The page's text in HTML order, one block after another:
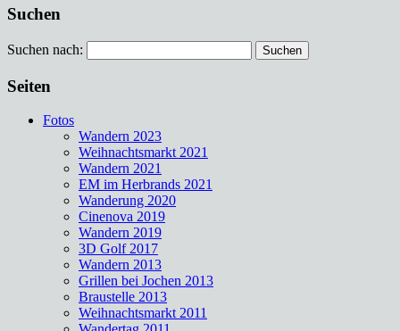
Suchen
Suchen nach:
Seiten
Fotos
Wandern 2023
Weihnachtsmarkt 2021
Wandern 2021
EM im Herbrands 2021
Wanderung 2020
Cinenova 2019
Wandern 2019
3D Golf 2017
Wandern 2013
Grillen bei Jochen 2013
Braustelle 2013
Weihnachtsmarkt 2011